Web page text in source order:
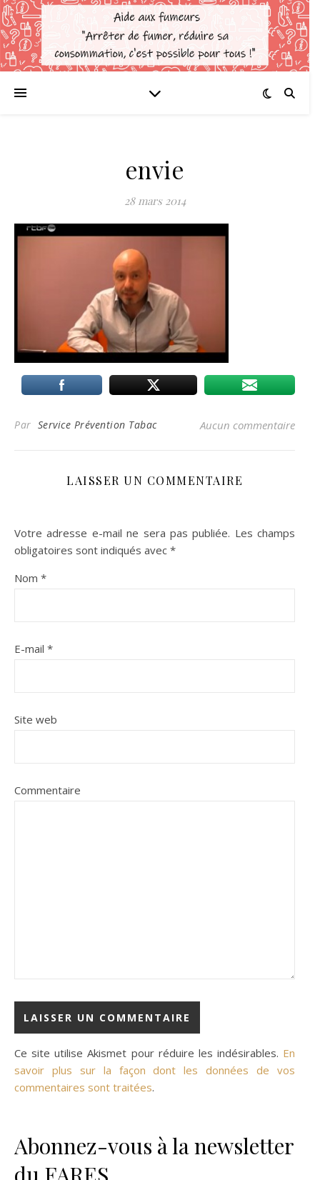
envie
28 mars 2014
Par Service Prévention Tabac Aucun commentaire
LAISSER UN COMMENTAIRE
Votre adresse e-mail ne sera pas publiée. Les champs
obligatoires sont indiqués avec *
Nom *
E-mail *
Site web
Commentaire
Ce site utilise Akismet pour réduire les indésirables. En
savoir plus sur la façon dont les données de vos
commentaires sont traitées.
Abonnez-vous à la newsletter
du FARES